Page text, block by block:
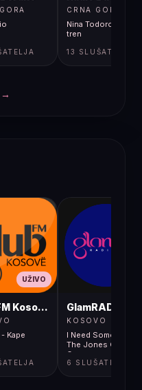
CRNA GORA
Nina Todorovic -
tren
13 SLUŠATELJA
→
UŽIVO
Kosovë
Kape
GlamRADIO
KOSOVO
I Need Some (feat.
The Jones Girls) -
Copy
6 SLUŠATELJA